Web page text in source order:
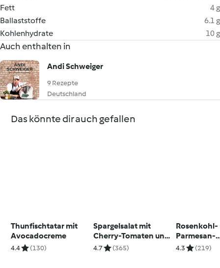
Fett
4 g
Ballaststoffe
6.1 g
Kohlenhydrate
10 g
Auch enthalten in
Andi Schweiger
9 Rezepte
Deutschland
Das könnte dir auch gefallen
Thunfischtatar mit
Avocadocreme
4.4 (130)
Spargelsalat mit
Cherry-Tomaten und
Artischockenvinaigre
4.7 (365)
Rosenkohl-
Parmesan-
4.3 (219)